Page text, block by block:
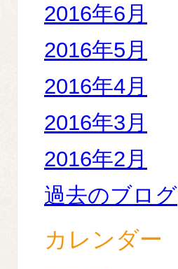
2016年6月
2016年5月
2016年4月
2016年3月
2016年2月
過去のブログ
カレンダー